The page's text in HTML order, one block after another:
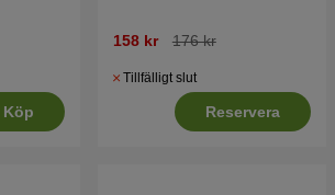
Köp
158 kr 176 kr
Tillfälligt slut
Reservera